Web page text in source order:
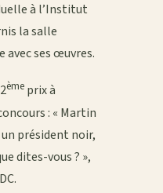
à l’Institut
la salle
avec ses œuvres.
ème prix à
: « Martin
président noir,
dites-vous ? »,